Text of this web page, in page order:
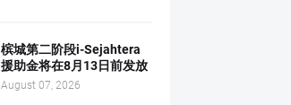
槟城第二阶段i-Sejahtera
援助金将在8月13日前发放
August 07, 2026